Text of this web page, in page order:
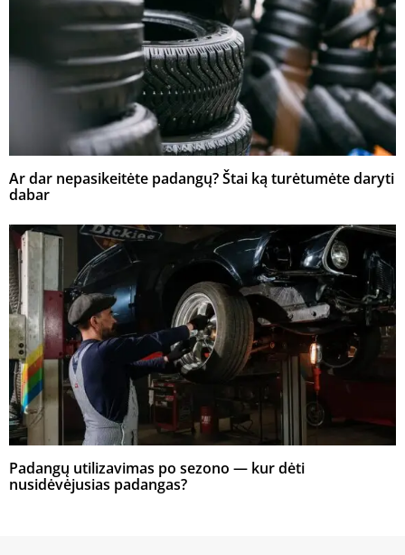
Ar dar nepasikeitėte padangų? Štai ką turėtumėte daryti
dabar
Padangų utilizavimas po sezono — kur dėti
nusidėvėjusias padangas?